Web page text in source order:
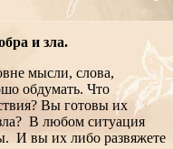
и зла.
мысли, слова,
обдумать. Что
Вы готовы их
В любом ситуация
И вы их либо развяжете